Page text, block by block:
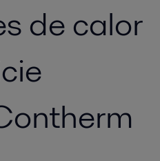
de calor